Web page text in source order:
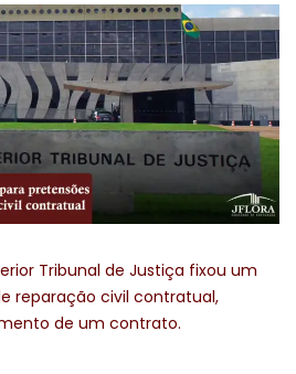
Tribunal de Justiça fixou um
reparação civil contratual,
de um contrato.